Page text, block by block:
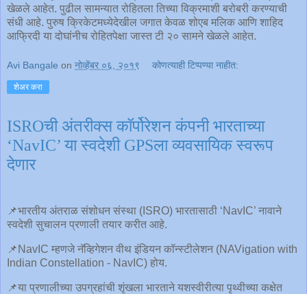
खेळले आहेत. पुढील सामन्यात रोहितला तिच्या विक्रमाशी बरोबरी करण्याची
संधी आहे. पुरुष क्रिकेटमध्येदेखील जगात केवळ शोएब मलिक आणि शाहिद
आफ्रिदी या दोघांनीच रोहितपेक्षा जास्त टी २० सामने खेळले आहेत.
Avi Bangale on नोव्हेंबर ०६, २०१९ कोणत्याही टिप्पण्‍या नाहीत:
शेअर करा
ISROची अंतरीक्स कॉर्पोरेशन कंपनी भारताच्या
‘NavIC’ या स्वदेशी GPSला व्यवसायिक स्वरूप
देणार
📌भारतीय अंतराळ संशोधन संस्था (ISRO) भारतासाठी ‘NavIC’ नावाने
स्वदेशी सुचालन प्रणाली तयार करीत आहे.
📌NavIC म्हणजे नॅव्हिगेशन वीथ इंडियन कॉन्स्टीलेशन (NAVigation with
Indian Constellation - NavIC) होय.
📌या प्रणालीच्या उपग्रहांची शृंखला भारताने यशस्वीरीत्या पृथ्वीच्या कक्षेत